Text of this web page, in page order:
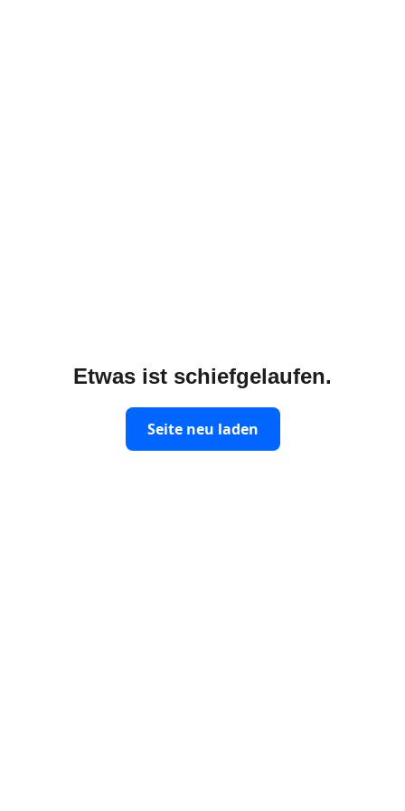
Etwas ist schiefgelaufen.
Seite neu laden